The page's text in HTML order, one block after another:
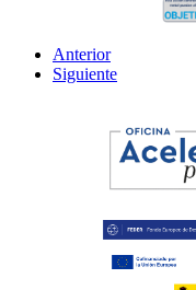
Anterior
Siguiente